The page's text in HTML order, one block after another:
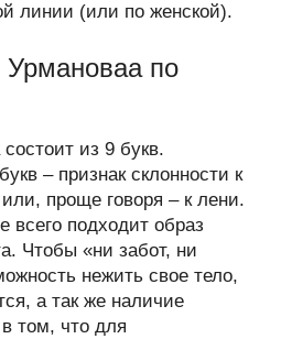
линии (или по женской).
по
из 9 букв.
– признак склонности к
проще говоря – к лени.
подходит образ
Чтобы «ни забот, ни
нежить свое тело,
а так же наличие
том, что для